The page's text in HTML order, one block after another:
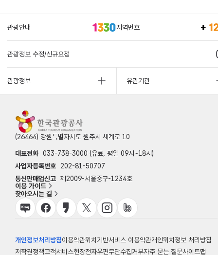
관광안내 지역번호
관광정보 수정/신규요청
관광정보 유관기관
(26464) 강원특별자치도 원주시 세계로 10
대표전화 033-738-3000 (유료, 평일 09시~18시)
사업자등록번호
202-81-50707
통신판매업신고 제2009-서울중구-1234호
이용 가이드
찾아오시는 길
개인정보처리방침이용약관위치기반서비스 이용약관개인위치정보 처리방침
저작권정책고객서비스헌장전자우편무단수집거부자주 묻는 질문사이트맵